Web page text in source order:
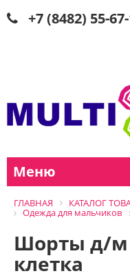
+7 (8482) 55-
Меню
ГЛАВНАЯ КАТАЛОГ
Одежда для мальчиков
Шорты д/м
клетка